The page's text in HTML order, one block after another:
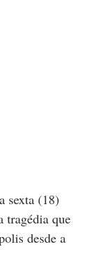
sexta (18)
tragédia que
desde a